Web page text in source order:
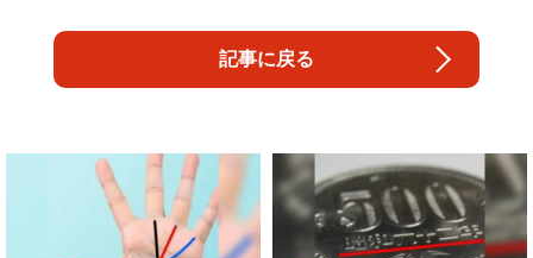
記事に戻る